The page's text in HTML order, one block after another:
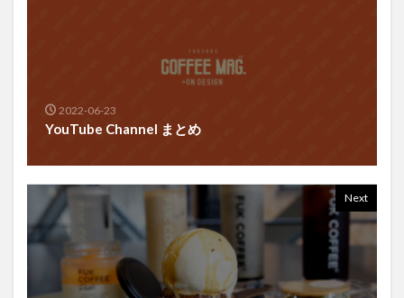
2022-06-23
YouTube Channel まとめ
Next